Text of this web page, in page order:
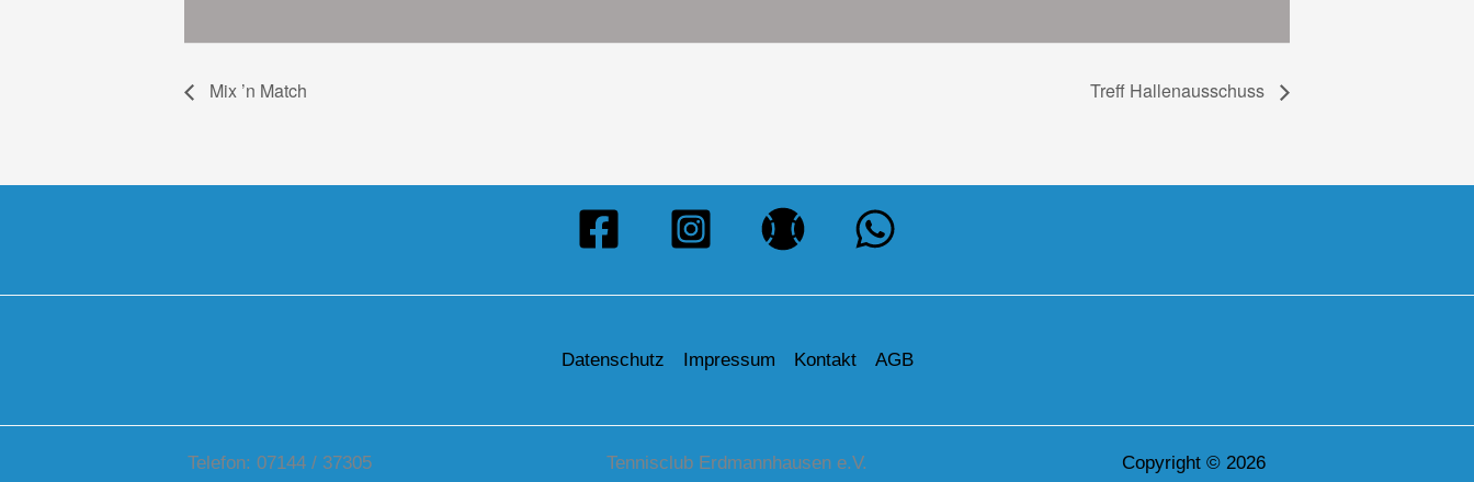
Mix ’n Match Treff Hallenausschuss
Datenschutz Impressum Kontakt AGB
Telefon: 07144 / 37305 Tennisclub Erdmannhausen e.V. Copyright © 2026